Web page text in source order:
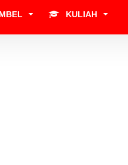
KULIAH